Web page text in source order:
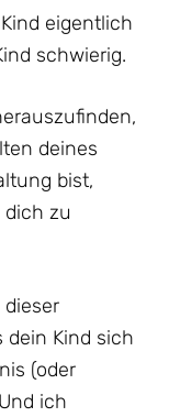
eigentlich
schwierig.
deines
bist,
dich zu
dein Kind sich
(oder
ich